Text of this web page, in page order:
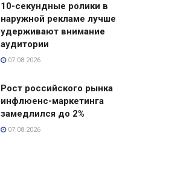
10-секундные ролики в
наружной рекламе лучше
удерживают внимание
аудитории
07.08.2026
Рост российского рынка
инфлюенс-маркетинга
замедлился до 2%
07.08.2026